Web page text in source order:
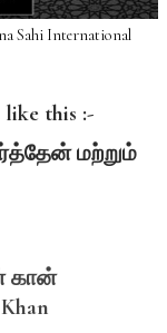
Sahi International
this :-
மற்றும்
கான்